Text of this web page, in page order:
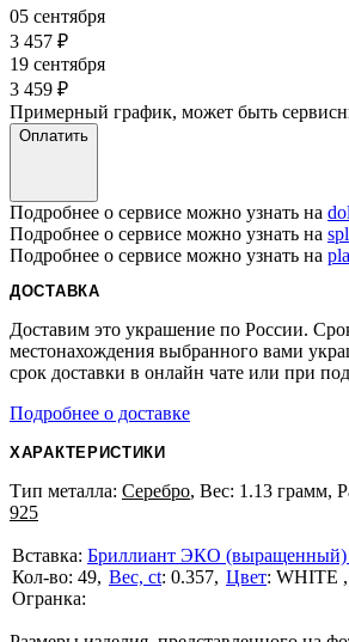
05 сентября
3 457 ₽
19 сентября
3 459 ₽
Примерный график, может быть
Оплатить
Подробнее о сервисе можно узнать на
Подробнее о сервисе можно узнать на
Подробнее о сервисе можно узнать на
ДОСТАВКА
Доставим это украшение по России.
местонахождения выбранного вами
срок доставки в онлайн чате или при
Подробнее о доставке
ХАРАКТЕРИСТИКИ
Тип металла: Серебро, Вес: 1.13 грамм,
925
Бриллиант ЭКО (выращенный)
49 Вес, ct: 0.357 Цвет: WHITE